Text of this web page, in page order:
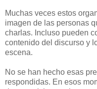
Muchas veces estos
imagen de las personas
charlas. Incluso pueden
contenido del discurso y
escena.
No se han hecho esas
respondidas. En esos